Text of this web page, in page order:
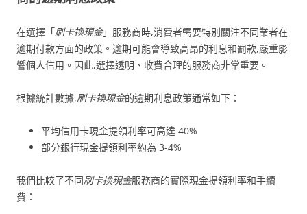
在選擇「刷卡換現金」服務商時,消費者需要特別關注不同業者在
逾期付款方面的政策。逾期可能會導致高昂的利息和罰款,嚴重影
響個人信用。因此,選擇透明、收費合理的服務商非常重要。
根據統計數據,刷卡換現金的逾期利息政策通常如下：
平均信用卡現金提領利率可高達 40%
部分銀行現金提領利率約為 3-4%
我們比較了不同刷卡換現金服務商的實際現金提領利率和手續
費：